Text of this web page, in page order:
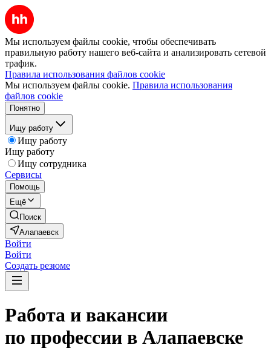
Мы используем файлы cookie, чтобы обеспечивать
правильную работу нашего веб-сайта и анализировать сетевой
трафик.
Правила использования файлов cookie
Мы используем файлы cookie. Правила использования
файлов cookie
Понятно
Ищу работу
Ищу работу
Ищу работу
Ищу сотрудника
Сервисы
Помощь
Ещё
Поиск
Алапаевск
Войти
Войти
Создать резюме
Работа и вакансии
по профессии в Алапаевске